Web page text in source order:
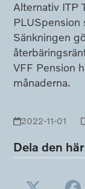
Alternativ ITP
Sänkningen
VFF Pension
månaderna.
2022-11-01
Dela den